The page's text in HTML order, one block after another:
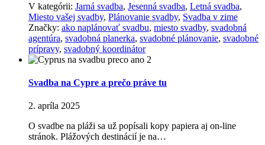
V kategórii: Jarná svadba, Jesenná svadba, Letná svadba,
Miesto vašej svadby, Plánovanie svadby, Svadba v zime
Značky: ako naplánovať svadbu, miesto svadby, svadobná
agentúra, svadobná planerka, svadobné plánovanie, svadobné
prípravy, svadobný koordinátor
Svadba na Cypre a prečo práve tu
2. apríla 2025
O svadbe na pláži sa už popísali kopy papiera aj on-line
stránok. Plážových destinácií je na…